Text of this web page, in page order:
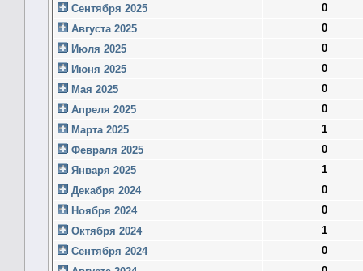
Сентября 2025
0
Августа 2025
0
Июля 2025
0
Июня 2025
0
Мая 2025
0
Апреля 2025
0
Марта 2025
1
Февраля 2025
0
Января 2025
1
Декабря 2024
0
Ноября 2024
0
Октября 2024
1
Сентября 2024
0